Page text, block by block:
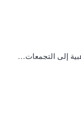
إلى التجمعات…